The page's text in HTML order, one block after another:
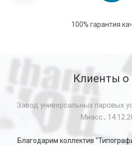
100% гарантия
Клиенты о
Завод универсальных паровых
Миасс.,
Благодарим коллектив